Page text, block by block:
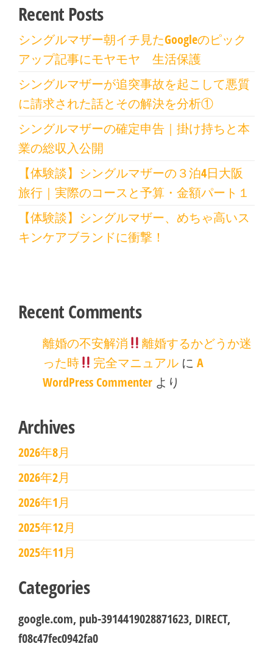
Recent Posts
シングルマザー朝イチ見たGoogleのピック
アップ記事にモヤモヤ 生活保護
シングルマザーが追突事故を起こして悪質
に請求された話とその解決を分析①
シングルマザーの確定申告｜掛け持ちと本
業の総収入公開
【体験談】シングルマザーの３泊4日大阪
旅行｜実際のコースと予算・金額パート１
【体験談】シングルマザー、めちゃ高いス
キンケアブランドに衝撃！
Recent Comments
離婚の不安解消
離婚するかどうか迷
った時
完全マニュアルに A
WordPress Commenter より
Archives
2026年8月
2026年2月
2026年1月
2025年12月
2025年11月
Categories
google.com, pub-3914419028871623, DIRECT,
f08c47fec0942fa0